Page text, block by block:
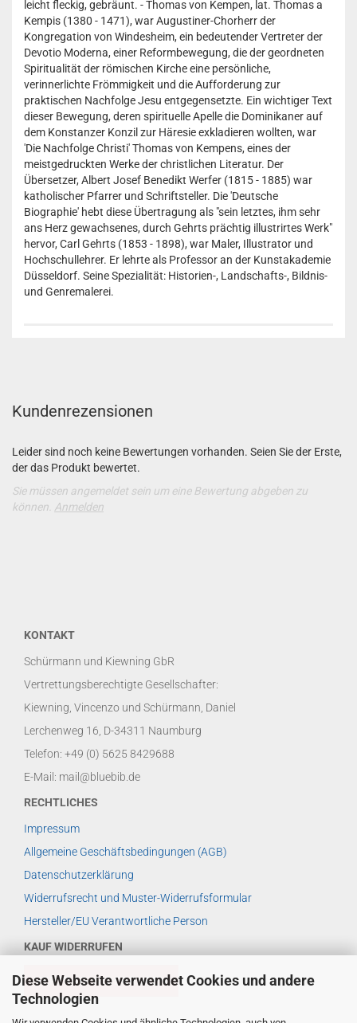
Diese Webseite verwendet Cookies und andere
Technologien
leicht fleckig, gebräunt. - Thomas von Kempen, lat. Thomas a
Kempis (1380 - 1471), war Augustiner-Chorherr der
Kongregation von Windesheim, ein bedeutender Vertreter der
Devotio Moderna, einer Reformbewegung, die der geordneten
Spiritualität der römischen Kirche eine persönliche,
verinnerlichte Frömmigkeit und die Aufforderung zur
praktischen Nachfolge Jesu entgegensetzte. Ein wichtiger Text
dieser Bewegung, deren spirituelle Apelle die Dominikaner auf
dem Konstanzer Konzil zur Häresie exkladieren wollten, war
'Die Nachfolge Christi' Thomas von Kempens, eines der
meistgedruckten Werke der christlichen Literatur. Der
Übersetzer, Albert Josef Benedikt Werfer (1815 - 1885) war
katholischer Pfarrer und Schriftsteller. Die 'Deutsche
Biographie' hebt diese Übertragung als "sein letztes, ihm sehr
ans Herz gewachsenes, durch Gehrts prächtig illustrirtes Werk"
hervor, Carl Gehrts (1853 - 1898), war Maler, Illustrator und
Hochschullehrer. Er lehrte als Professor an der Kunstakademie
Düsseldorf. Seine Spezialität: Historien-, Landschafts-, Bildnis-
und Genremalerei.
Kundenrezensionen
Leider sind noch keine Bewertungen vorhanden. Seien Sie der Erste,
der das Produkt bewertet.
Sie müssen angemeldet sein um eine Bewertung abgeben zu
können. Anmelden
KONTAKT
Schürmann und Kiewning GbR
Vertrettungsberechtigte Gesellschafter:
Kiewning, Vincenzo und Schürmann, Daniel
Lerchenweg 16, D-34311 Naumburg
Telefon: +49 (0) 5625 8429688
E-Mail: mail@bluebib.de
RECHTLICHES
Impressum
Allgemeine Geschäftsbedingungen (AGB)
Datenschutzerklärung
Widerrufsrecht und Muster-Widerrufsformular
Hersteller/EU Verantwortliche Person
KAUF WIDERRUFEN
VERTRAG WIDERRUFEN